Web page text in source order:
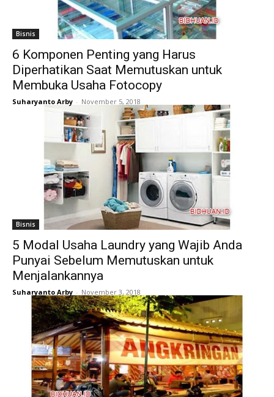
Bisnis
6 Komponen Penting yang Harus
Diperhatikan Saat Memutuskan untuk
Membuka Usaha Fotocopy
Suharyanto Arby - November 5, 2018
Bisnis
5 Modal Usaha Laundry yang Wajib Anda
Punyai Sebelum Memutuskan untuk
Menjalankannya
Suharyanto Arby - November 3, 2018